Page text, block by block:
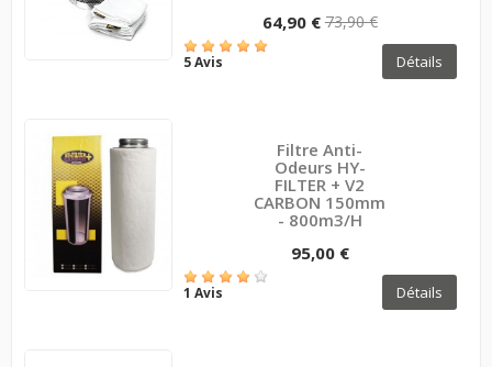
64,90 € 73,90 €
5 Avis Détails
Filtre Anti-
Odeurs HY-
FILTER + V2
CARBON 150mm
- 800m3/h
95,00 €
1 Avis Détails